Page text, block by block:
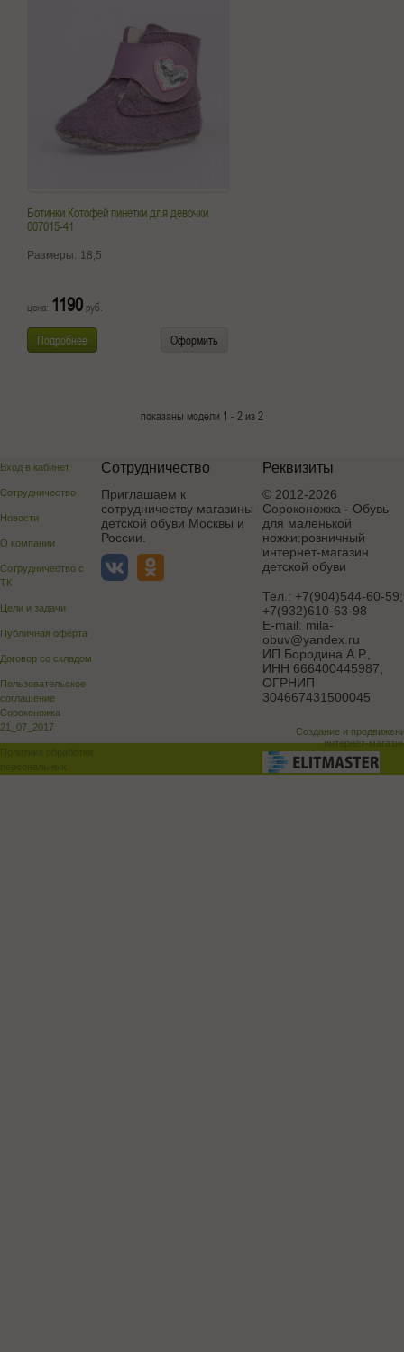
Ботинки Котофей пинетки для девочки
007015-41
Размеры: 18,5
цена: 1190 руб.
Подробнее Оформить
показаны модели 1 - 2 из 2
Вход в кабинет
Сотрудничество
Новости
О компании
Сотрудничество с
ТК
Цели и задачи
Публичная оферта
Договор со складом
Пользовательское
соглашение
Сороконожка
21_07_2017
Сотрудничество
Приглашаем к
сотрудничеству магазины
детской обуви Москвы и
России.
Реквизиты
© 2012-2026
Сороконожка - Обувь
для маленькой
ножки:розничный
интернет-магазин
детской обуви
Тел.: +7(904)544-60-59;
+7(932)610-63-98
E-mail: mila-
obuv@yandex.ru
ИП Бородина А.Р.
ИНН 666400445987,
ОГРНИП
304667431500045
Создание и
интернет-